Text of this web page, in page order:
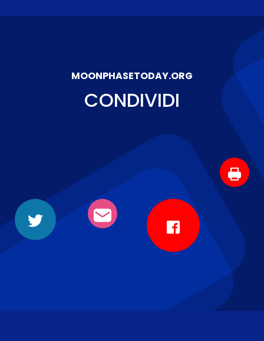
MOONPHASETODAY.ORG
CONDIVIDI